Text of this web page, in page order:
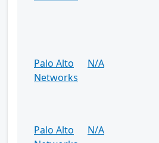
Palo Alto
Networks
N/A
Palo Alto
N/A